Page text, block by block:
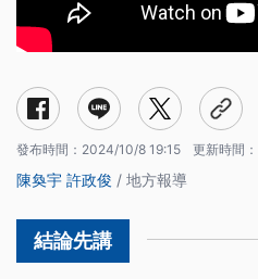
發布時間： 2024/10/8 19:15 更新時間：
陳奐宇 許政俊 / 地方報導